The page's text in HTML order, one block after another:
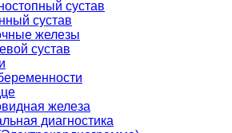
сустав
сустав
железы
сустав
железа
диагностика